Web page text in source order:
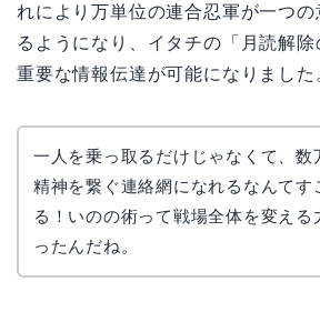
れにより万単位の連合忍軍が一つ
るようになり、イタチの「月読解
重要な情報伝達が可能になりました
一人を乗っ取るだけじゃなくて、数
精神を繋ぐ連絡網になれるなんてす
る！いのの術って戦場全体を変える
ったんだね。